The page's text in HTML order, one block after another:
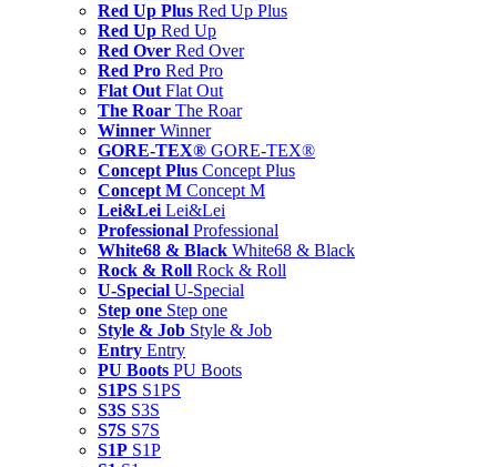
Red Up Plus Red Up Plus
Red Up Red Up
Red Over Red Over
Red Pro Red Pro
Flat Out Flat Out
The Roar The Roar
Winner Winner
GORE-TEX® GORE-TEX®
Concept Plus Concept Plus
Concept M Concept M
Lei&Lei Lei&Lei
Professional Professional
White68 & Black White68 & Black
Rock & Roll Rock & Roll
U-Special U-Special
Step one Step one
Style & Job Style & Job
Entry Entry
PU Boots PU Boots
S1PS S1PS
S3S S3S
S7S S7S
S1P S1P